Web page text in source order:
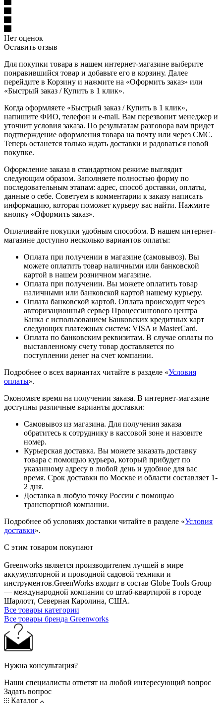
Нет оценок
Оставить отзыв
Для покупки товара в нашем интернет-магазине выберите
понравившийся товар и добавьте его в корзину. Далее
перейдите в Корзину и нажмите на «Оформить заказ» или
«Быстрый заказ / Купить в 1 клик».
Когда оформляете «Быстрый заказ / Купить в 1 клик»,
напишите ФИО, телефон и e-mail. Вам перезвонит менеджер и
уточнит условия заказа. По результатам разговора вам придет
подтверждение оформления товара на почту или через СМС.
Теперь останется только ждать доставки и радоваться новой
покупке.
Оформление заказа в стандартном режиме выглядит
следующим образом. Заполняете полностью форму по
последовательным этапам: адрес, способ доставки, оплаты,
данные о себе. Советуем в комментарии к заказу написать
информацию, которая поможет курьеру вас найти. Нажмите
кнопку «Оформить заказ».
Оплачивайте покупки удобным способом. В нашем интернет-
магазине доступно несколько вариантов оплаты:
Оплата при получении в магазине (самовывоз). Вы
можете оплатить товар наличными или банковской
картой в нашем розничном магазине.
Оплата при получении. Вы можете оплатить товар
наличными или банковской картой нашему курьеру.
Оплата банковской картой. Оплата происходит через
авторизационный сервер Процессингового центра
Банка с использованием Банковских кредитных карт
следующих платежных систем: VISA и MasterCard.
Оплата по банковским реквизитам. В случае оплаты по
выставленному счету товар доставляется по
поступлении денег на счет компании.
Подробнее о всех вариантах читайте в разделе «Условия
оплаты».
Экономьте время на получении заказа. В интернет-магазине
доступны различные варианты доставки:
Самовывоз из магазина. Для получения заказа
обратитесь к сотруднику в кассовой зоне и назовите
номер.
Курьерская доставка. Вы можете заказать доставку
товара с помощью курьера, который прибудет по
указанному адресу в любой день и удобное для вас
время. Срок доставки по Москве и области составляет 1-
2 дня.
Доставка в любую точку России с помощью
транспортной компании.
Подробнее об условиях доставки читайте в разделе «Условия
доставки».
С этим товаром покупают
Greenworks является производителем лучшей в мире
аккумуляторной и проводной садовой техники и
инструментов.GreenWorks входит в состав Globe Tools Group
— международной компании со штаб-квартирой в городе
Шарлотт, Северная Каролина, США.
Все товары категории
Все товары бренда Greenworks
Нужна консультация?
Наши специалисты ответят на любой интересующий вопрос
Задать вопрос
Каталог